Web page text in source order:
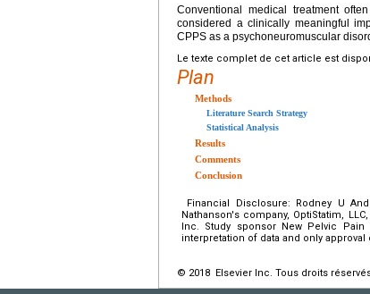
Conventional medical treatment
considered a clinically meaningful
CPPS as a psychoneuromuscular
Le texte complet de cet article est
Plan
Methods
Literature Search Strategy
Statistical Analysis
Results
Comments
Conclusion
Financial Disclosure: Rodney U
Nathanson's company, OptiStatim,
Inc. Study sponsor New Pelvic
interpretation of data and only
© 2018 Elsevier Inc. Tous droits